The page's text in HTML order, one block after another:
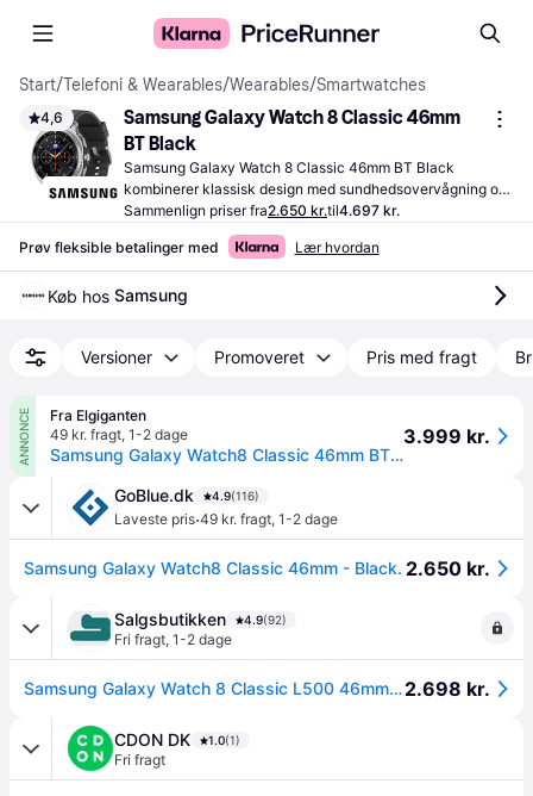
Start/Telefoni & Wearables/Wearables/Smartwatches
4,6
Samsung Galaxy Watch 8 Classic 46mm
BT Black
Samsung Galaxy Watch 8 Classic 46mm BT Black
kombinerer klassisk design med sundhedsovervågning og
lang batterilevetid. Forbind via Bluetooth og en tydelig
Sammenlign priser fra2.650 kr.til4.697 kr.
Prøv fleksible betalinger med Lær hvordan
Køb hos Samsung
Versioner Promoveret Pris med fragt
ANNONCE
Fra Elgiganten
49 kr. fragt, 1-2 dage
Samsung Galaxy Watch8 Classic 46mm BT (sort)
3.999 kr.
GoBlue.dk 4.9(116)
Laveste pris·49 kr. fragt, 1-2 dage
Samsung Galaxy Watch8 Classic 46mm - Black. 2.650 kr.
Salgsbutikken 4.9(92)
Fri fragt, 1-2 dage
Samsung Galaxy Watch 8 Classic L500 46mm BT BLACK2.698 kr.
CDON DK 1.0(1)
Fri fragt